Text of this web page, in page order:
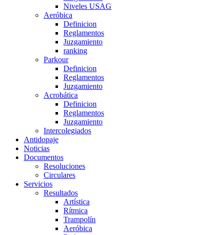
Niveles USAG
Aeróbica
Definicion
Reglamentos
Juzgamiento
ranking
Parkour
Definicion
Reglamentos
Juzgamiento
Acrobática
Definicion
Reglamentos
Juzgamiento
Intercolegiados
Antidopaje
Noticias
Documentos
Resoluciones
Circulares
Servicios
Resultados
Artística
Rítmica
Trampolín
Aeróbica